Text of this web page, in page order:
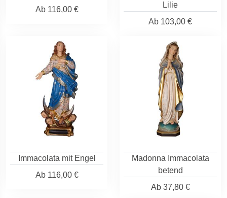
Ab116,00 €
Lilie
Ab 103,00 €
Immacolata mit Engel
Ab116,00 €
Madonna Immacolata
betend
Ab37,80 €